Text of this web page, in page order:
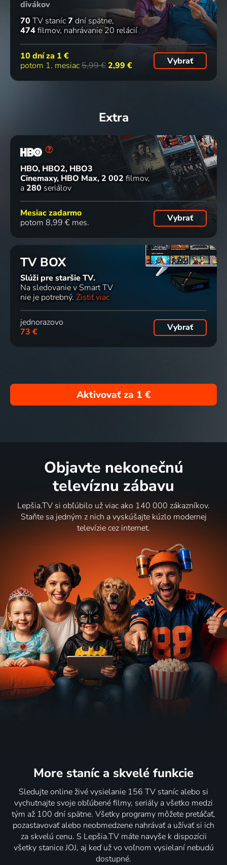
divákov
70 TV staníc7 dní spätne
474filmov nahrávanie 20 relácií
10 dní za 1 €
potom 1. mesiac5,99 € 2,99 € Vybrať
Extra
HBO, HBO2, HBO3
Cinemaxy, HBO Max 2 002 filmov
a 280 seriálov
Mesiac zadarmo
potom 8,99 € mes.
Vybrať
TV BOX
Slúži pre staršie TV.
Na sledovanie v Smart TV
nie je potrebný. Zistiť viac
jednorazovo
73 €
Vybrať
Aktivovať za 1 €
Objavte nekonečnú
televíznu zábavu
Lepšia.TV si obľúbilo už viac ako 140 000 zákazníkov.
Staňte sa jedným z nich a vyskúšajte kúzlo modernej
televízie cez internet.
More staníc a skvelé funkcie
Sledujte online živé vysielanie 156 TV staníc alebo si
vychutnajte svoje obľúbené filmy, seriály a všetko medzi
tým až 100 dní spätne. Všetky programy môžete pretáčať,
pozastavovať alebo neobmedzene nahrávať a užívať si ich
za skvelú cenu. S Lepšia.TV máte navyše k dispozícii
všetky stanice JOJ, aj keď už vo voľnom vysielaní nebudú
dostupné.